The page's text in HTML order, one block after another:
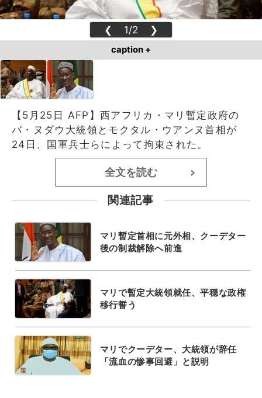
❮ 1/2 ❯
caption +
【5月25日 AFP】西アフリカ・マリ暫定政府の
バ・ヌダウ大統領とモクタル・ウアンヌ首相が
24日、国軍兵士らによって拘束された。
全文を読む >
関連記事
マリ暫定首相に元外相、クーデター
後の制裁解除へ前進
マリで暫定大統領就任、平穏な政権
移行誓う
マリでクーデター、大統領が辞任
「流血の惨事回避」と説明